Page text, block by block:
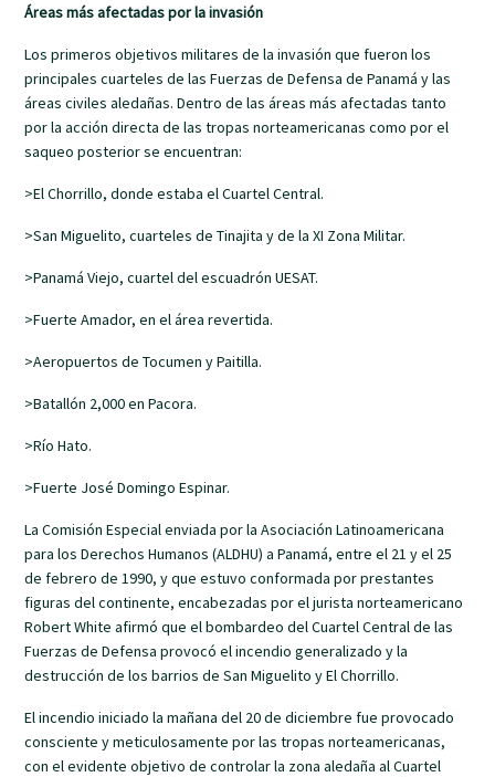
Áreas más afectadas por la invasión
Los primeros objetivos militares de la invasión que fueron los
principales cuarteles de las Fuerzas de Defensa de Panamá y las
áreas civiles aledañas. Dentro de las áreas más afectadas tanto
por la acción directa de las tropas norteamericanas como por el
saqueo posterior se encuentran:
>El Chorrillo, donde estaba el Cuartel Central.
>San Miguelito, cuarteles de Tinajita y de la XI Zona Militar.
>Panamá Viejo, cuartel del escuadrón UESAT.
>Fuerte Amador, en el área revertida.
>Aeropuertos de Tocumen y Paitilla.
>Batallón 2,000 en Pacora.
>Río Hato.
>Fuerte José Domingo Espinar.
La Comisión Especial enviada por la Asociación Latinoamericana
para los Derechos Humanos (ALDHU) a Panamá, entre el 21 y el 25
de febrero de 1990, y que estuvo conformada por prestantes
figuras del continente, encabezadas por el jurista norteamericano
Robert White afirmó que el bombardeo del Cuartel Central de las
Fuerzas de Defensa provocó el incendio generalizado y la
destrucción de los barrios de San Miguelito y El Chorrillo.
El incendio iniciado la mañana del 20 de diciembre fue provocado
consciente y meticulosamente por las tropas norteamericanas,
con el evidente objetivo de controlar la zona aledaña al Cuartel